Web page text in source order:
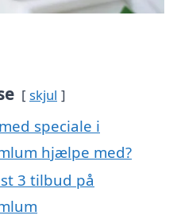
skjul
speciale i
hjælpe med?
3 tilbud på